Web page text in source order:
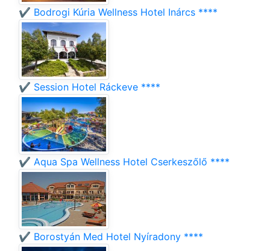
✔️ Bodrogi Kúria Wellness Hotel Inárcs ****
✔️ Session Hotel Ráckeve ****
✔️ Aqua Spa Wellness Hotel Cserkeszőlő ****
✔️ Borostyán Med Hotel Nyíradony ****